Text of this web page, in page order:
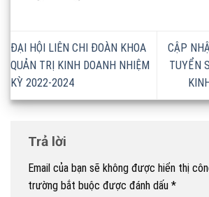
ĐẠI HỘI LIÊN CHI ĐOÀN KHOA
QUẢN TRỊ KINH DOANH NHIỆM
KỲ 2022-2024
CẬP
TUYỂN
Trả lời
Email của bạn sẽ không được hiển thị
trường bắt buộc được đánh dấu *